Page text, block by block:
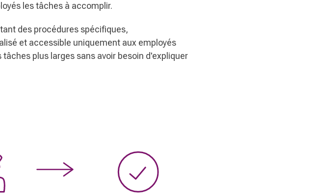
les tâches à accomplir.
des procédures spécifiques,
et accessible uniquement aux employés
plus larges sans avoir besoin d'expliquer